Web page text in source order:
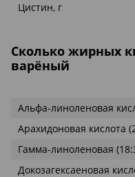
Цистин, г
Сколько жирных
варёный
Альфа-линоленовая
Арахидоновая кислота
Гамма-линоленовая
Докозагексаеновая